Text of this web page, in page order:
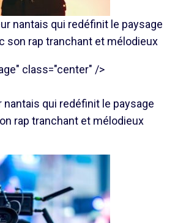
nantais qui redéfinit le paysage
son rap tranchant et mélodieux
class="center" />
nantais qui redéfinit le paysage
rap tranchant et mélodieux